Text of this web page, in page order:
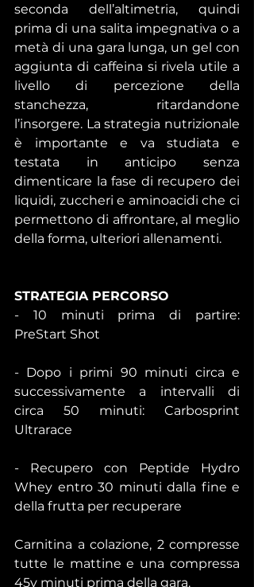
seconda dell’altimetria, quindi
prima di una salita impegnativa o a
metà di una gara lunga, un gel con
aggiunta di caffeina si rivela utile a
livello di percezione della
stanchezza, ritardandone
l’insorgere. La strategia nutrizionale
è importante e va studiata e
testata in anticipo senza
dimenticare la fase di recupero dei
liquidi, zuccheri e aminoacidi che ci
permettono di affrontare, al meglio
della forma, ulteriori allenamenti.
STRATEGIA PERCORSO
- 10 minuti prima di partire:
PreStart Shot
- Dopo i primi 90 minuti circa e
successivamente a intervalli di
circa 50 minuti: Carbosprint
Ultrarace
- Recupero con Peptide Hydro
Whey entro 30 minuti dalla fine e
della frutta per recuperare
Carnitina a colazione, 2 compresse
tutte le mattine e una compressa
45v minuti prima della gara.